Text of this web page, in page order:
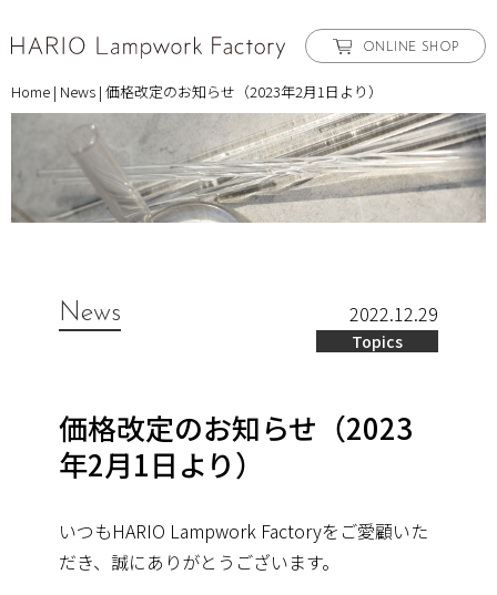
ONLINE SHOP
Home | News | 価格改定のお知らせ（2023年2月1日より）
News 2022.12.29
Topics
価格改定のお知らせ（2023
年2月1日より）
いつもHARIO Lampwork Factoryをご愛顧いた
だき、誠にありがとうございます。